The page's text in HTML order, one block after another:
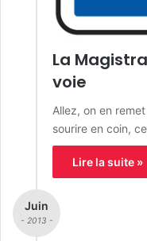
La
voie
Allez, on en
sourire en coin,
Lire la suite »
Juin
- 2013 -